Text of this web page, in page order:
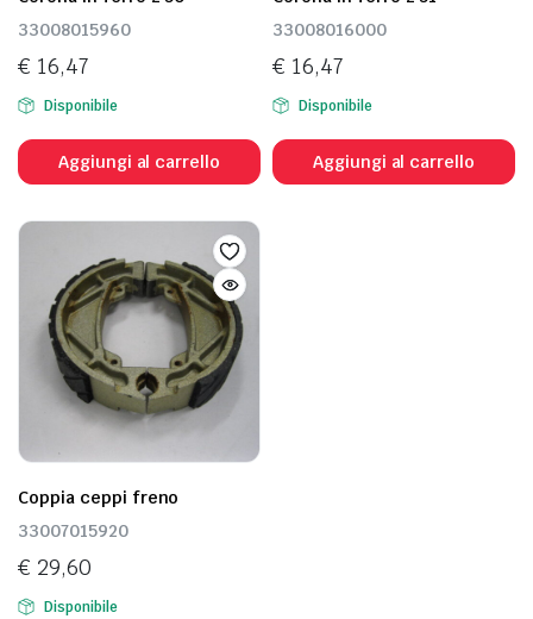
33008015960
€ 16,47
Disponibile
Aggiungi al carrello
33008016000
€ 16,47
Disponibile
Aggiungi al carrello
Coppia ceppi freno
33007015920
€ 29,60
Disponibile